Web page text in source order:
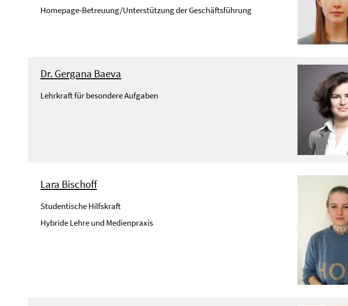
Homepage-Betreuung/Unterstützung der Geschäftsführung
Dr. Gergana Baeva
Lehrkraft für besondere Aufgaben
Lara Bischoff
Studentische Hilfskraft
Hybride Lehre und Medienpraxis